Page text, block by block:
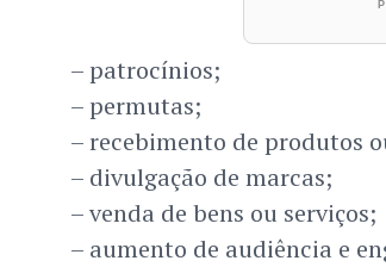
– patrocínios;
– permutas;
– recebimento de produtos
– divulgação de marcas;
– venda de bens ou serviços;
– aumento de audiência e